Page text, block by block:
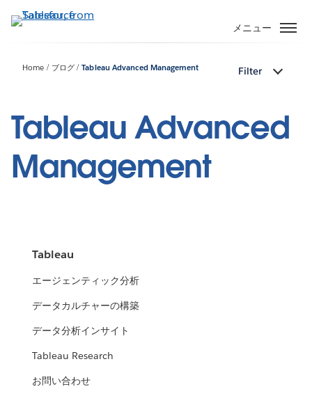
イ
メニュー
Home ブログ Tableau Advanced Management Filter
Tableau Advanced
Management
Tableau
エージェンティック分析
データカルチャーの構築
データ分析インサイト
Tableau Research
お問い合わせ